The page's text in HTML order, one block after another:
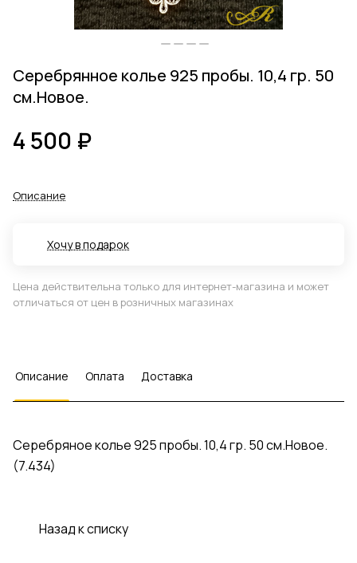
Серебрянное колье 925 пробы. 10,4 гр. 50
см.Новое.
4 500 ₽
Описание
Хочу в подарок
Цена действительна только для интернет-магазина и может
отличаться от цен в розничных магазинах
Описание Оплата Доставка
Серебряное колье 925 пробы. 10,4 гр. 50 см.Новое.
(7.434)
Назад к списку